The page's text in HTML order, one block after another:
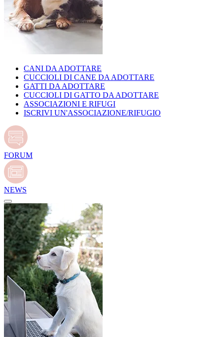
CANI DA ADOTTARE
CUCCIOLI DI CANE DA ADOTTARE
GATTI DA ADOTTARE
CUCCIOLI DI GATTO DA ADOTTARE
ASSOCIAZIONI E RIFUGI
ISCRIVI UN'ASSOCIAZIONE/RIFUGIO
FORUM
NEWS